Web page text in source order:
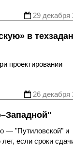
29 декабря
в
проектировании
26 декабря
— "Путиловской" и
если сроки